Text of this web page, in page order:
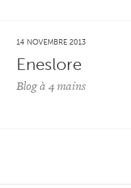
14 NOVEMBRE 2013
Eneslore
Blog à 4 mains